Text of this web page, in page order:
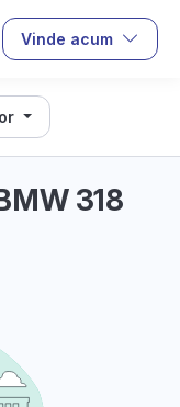
Vinde acum
318